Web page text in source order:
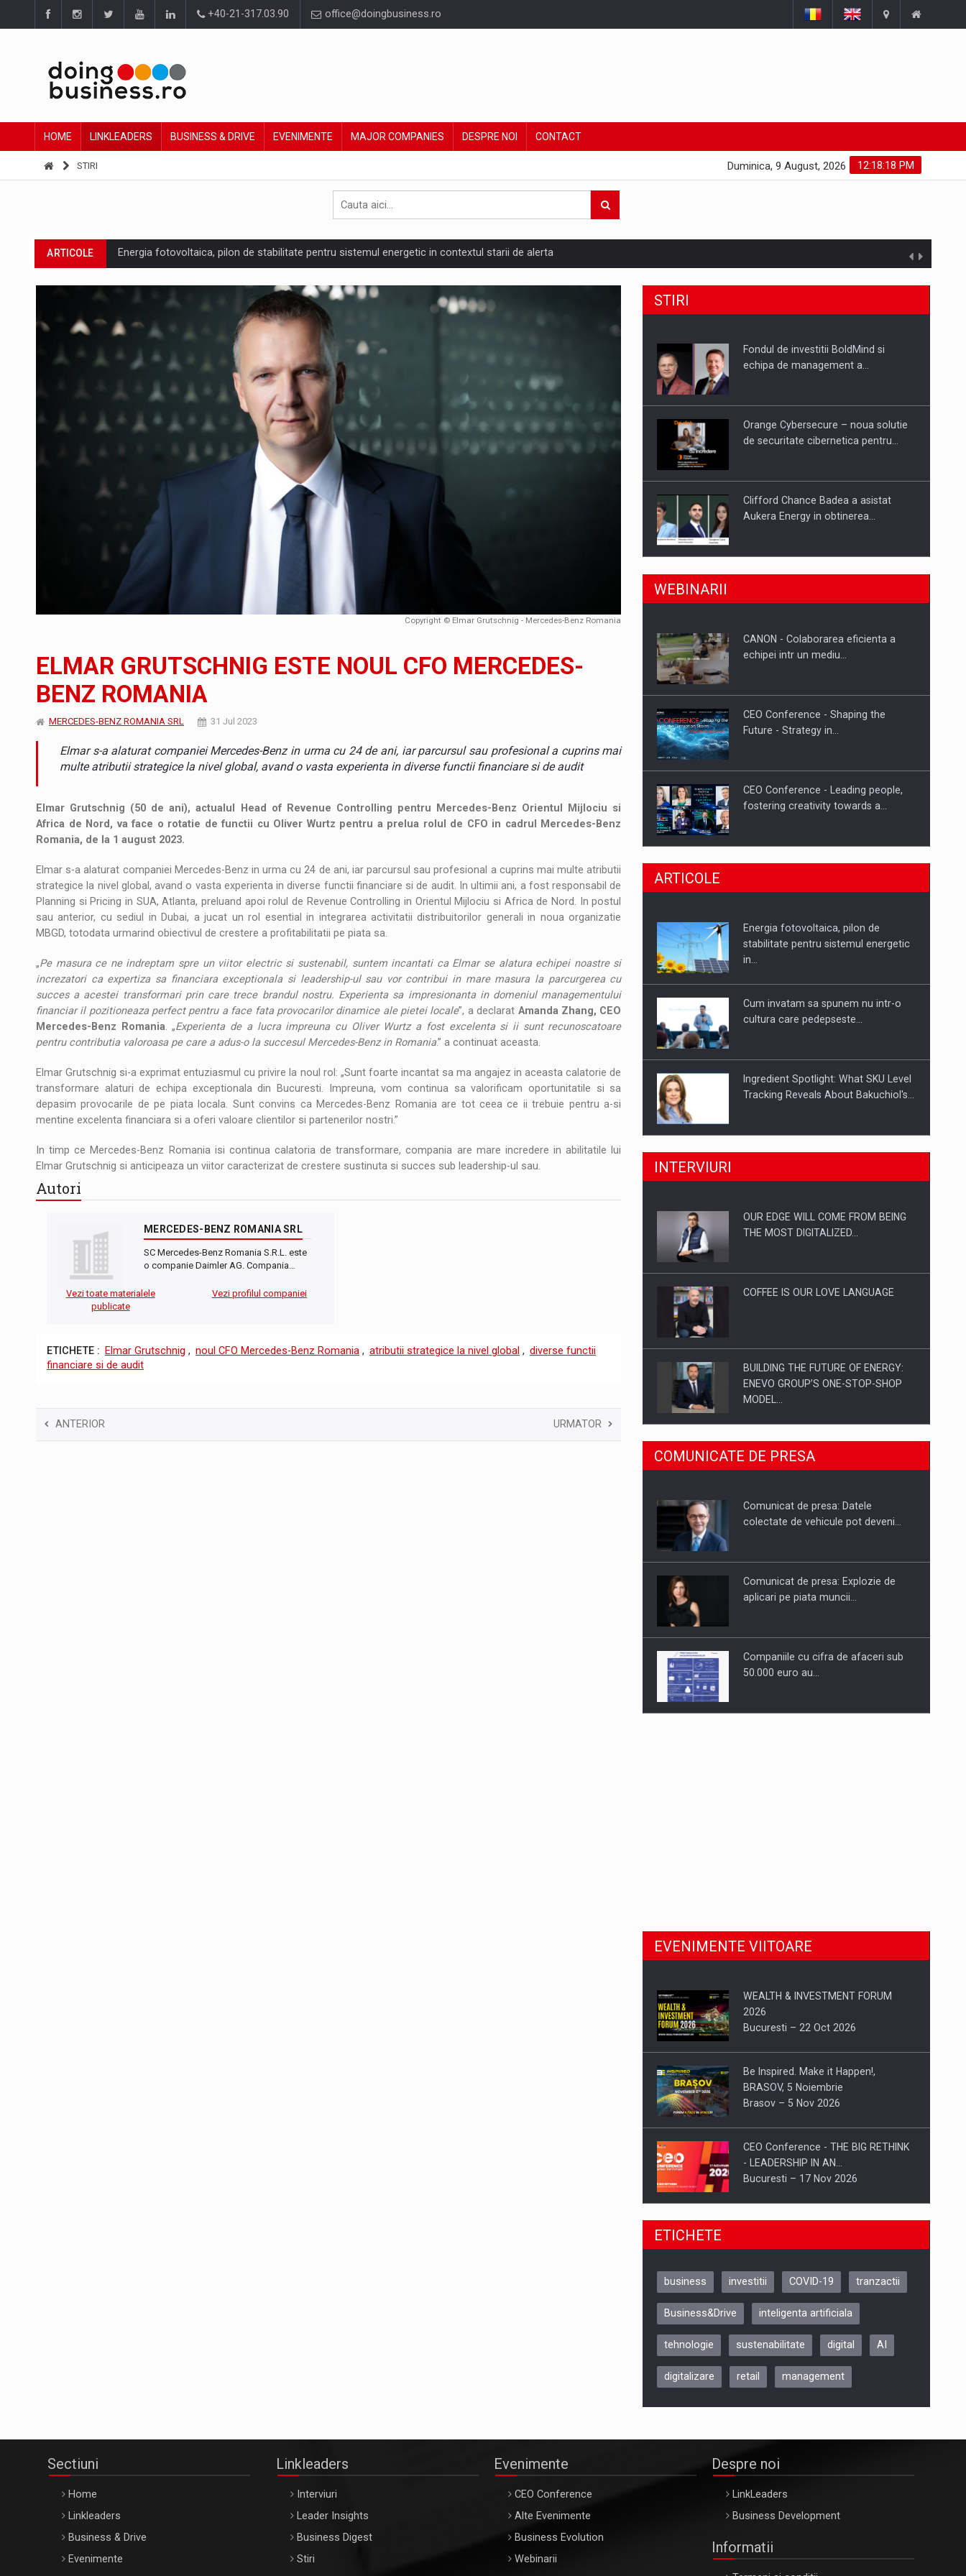
+40-21-317.03.90 office@doingbusiness.ro
HOME LINKLEADERS BUSINESS & DRIVE EVENIMENTE MAJOR COMPANIES DESPRE NOI CONTACT
STIRI 12:18:18 PM
Duminica, 9 August, 2026
ARTICOLE Energia fotovoltaica, pilon de stabilitate pentru sistemul energetic in contextul starii de alerta
ARTICOLE Cum invatam sa spunem nu intr-o cultura care pedepseste granitele?
ARTICOLE Ingredient Spotlight: What SKU Level Tracking Reveals About Bakuchiol's Evolution
Producatorii si comerciantii care nu se supun noilor reglementari UE privind ambalajele pot risca retragerea produselor din piata
LEADERSHIP IN MISCARE
CU BATERIILE PERMANENT INCARCATE
PUTTING ROMANIAN CORPORATE COMPANIES ON THE INTERNATIONAL BUSINESS SCENE
OUR EDGE WILL COME FROM BEING THE MOST DIGITALIZED WHOLESALER IN ROMANIA
COFFEE IS OUR LOVE LANGUAGE
Hard Enduro Piatra Craiului 2026, fueled by benzinariile RO concept OSCAR – peste 500 de participanti
Fondul de investitii BoldMind si echipa de management a Pall-Ex, liderul pietei de transport paletizat din Romania, preiau compania intr-o tranzactie de peste 25…
STIRI RANGE ROVER DEZVALUIE AL CINCILEA MEMBRU AL FAMILIEI: RANGE ROVER GT
STIRI JAECOO 5 SHS-H a ajuns in Romania
ARTICOLE Proteinmaxxing and the Future of Protein Demand
Copyright © Elmar Grutschnig - Mercedes-Benz Romania
ELMAR GRUTSCHNIG ESTE NOUL CFO MERCEDES-
BENZ ROMANIA
MERCEDES-BENZ ROMANIA SRL 31 Jul 2023
Elmar s-a alaturat companiei Mercedes-Benz in urma cu 24 de ani, iar parcursul sau profesional a cuprins mai
multe atributii strategice la nivel global, avand o vasta experienta in diverse functii financiare si de audit
Elmar Grutschnig (50 de ani), actualul Head of Revenue Controlling pentru Mercedes-Benz Orientul Mijlociu si
Africa de Nord, va face o rotatie de functii cu Oliver Wurtz pentru a prelua rolul de CFO in cadrul Mercedes-Benz
Romania, de la 1 august 2023.
Elmar s-a alaturat companiei Mercedes-Benz in urma cu 24 de ani, iar parcursul sau profesional a cuprins mai multe atributii
strategice la nivel global, avand o vasta experienta in diverse functii financiare si de audit. In ultimii ani, a fost responsabil de
Planning si Pricing in SUA, Atlanta, preluand apoi rolul de Revenue Controlling in Orientul Mijlociu si Africa de Nord. In postul
sau anterior, cu sediul in Dubai, a jucat un rol esential in integrarea activitatii distribuitorilor generali in noua organizatie
MBGD, totodata urmarind obiectivul de crestere a profitabilitatii pe piata sa.
„Pe masura ce ne indreptam spre un viitor electric si sustenabil, suntem incantati ca Elmar se alatura echipei noastre si
increzatori ca expertiza sa financiara exceptionala si leadership-ul sau vor contribui in mare masura la parcurgerea cu
succes a acestei transformari prin care trece brandul nostru. Experienta sa impresionanta in domeniul managementului
financiar il pozitioneaza perfect pentru a face fata provocarilor dinamice ale pietei locale”, a declarat Amanda Zhang, CEO
Mercedes-Benz Romania. „Experienta de a lucra impreuna cu Oliver Wurtz a fost excelenta si ii sunt recunoscatoare
pentru contributia valoroasa pe care a adus-o la succesul Mercedes-Benz in Romania.” a continuat aceasta.
Elmar Grutschnig si-a exprimat entuziasmul cu privire la noul rol: „Sunt foarte incantat sa ma angajez in aceasta calatorie de
transformare alaturi de echipa exceptionala din Bucuresti. Impreuna, vom continua sa valorificam oportunitatile si sa
depasim provocarile de pe piata locala. Sunt convins ca Mercedes-Benz Romania are tot ceea ce ii trebuie pentru a-si
mentine excelenta financiara si a oferi valoare clientilor si partenerilor nostri.”
In timp ce Mercedes-Benz Romania isi continua calatoria de transformare, compania are mare incredere in abilitatile lui
Elmar Grutschnig si anticipeaza un viitor caracterizat de crestere sustinuta si succes sub leadership-ul sau.
Autori
MERCEDES-BENZ ROMANIA SRL
SC Mercedes-Benz Romania S.R.L. este
o companie Daimler AG. Compania…
Vezi toate materialele
publicate
Vezi profilul companiei
ETICHETE : Elmar Grutschnig , noul CFO Mercedes-Benz Romania , atributii strategice la nivel global , diverse functii
financiare si de audit
ANTERIOR URMATOR
STIRI
Fondul de investitii BoldMind si
echipa de management a…
Orange Cybersecure – noua solutie
de securitate cibernetica pentru…
Clifford Chance Badea a asistat
Aukera Energy in obtinerea…
SAPTE PERSONALITATI DIN MEDIUL
Hard Enduro Piatra Craiului 2026,
WEBINARII
CANON - Colaborarea eficienta a
echipei intr un mediu…
CEO Conference - Shaping the
Future - Strategy in…
CEO Conference - Leading people,
fostering creativity towards a…
CEO Conference - Shaping The
Webinar - Business Evolution-
RETHINK STRATEGY-Finantare
ARTICOLE
Energia fotovoltaica, pilon de
stabilitate pentru sistemul energetic
in…
Cum invatam sa spunem nu intr-o
cultura care pedepseste…
Ingredient Spotlight: What SKU Level
Tracking Reveals About Bakuchiol's…
Producatorii si comerciantii care nu
Proteinmaxxing and the Future of
INTERVIURI
OUR EDGE WILL COME FROM BEING
THE MOST DIGITALIZED…
COFFEE IS OUR LOVE LANGUAGE
BUILDING THE FUTURE OF ENERGY:
ENEVO GROUP’S ONE-STOP-SHOP
MODEL…
ROOTED IN ROMANIA, BUILT TO
DELIVER TECHNOLOGY FOR THE…
PUTTING ROMANIAN CORPORATE
COMUNICATE DE PRESA
Comunicat de presa: Datele
colectate de vehicule pot deveni…
Comunicat de presa: Explozie de
aplicari pe piata muncii…
Companiile cu cifra de afaceri sub
50.000 euro au…
EVENIMENTE VIITOARE
WEALTH & INVESTMENT FORUM
2026
Bucuresti – 22 Oct 2026
Be Inspired. Make it Happen!,
BRASOV, 5 Noiembrie
Brasov – 5 Nov 2026
CEO Conference - THE BIG RETHINK
- LEADERSHIP IN AN…
Bucuresti – 17 Nov 2026
Be Inspired. Make it Happen!, CLUJ, 9
ARTEMIS LETO, ORADEA, 8
Oradea – 8 Oct 2026
ETICHETE
business investitii COVID-19 tranzactii
Business&Drive inteligenta artificiala
tehnologie sustenabilitate digital AI
digitalizare retail management
Sectiuni
Home
Linkleaders
Business & Drive
Evenimente
Linkleaders
Interviuri
Leader Insights
Business Digest
Stiri
Evenimente
CEO Conference
Alte Evenimente
Business Evolution
Webinarii
Despre noi
LinkLeaders
Business Development
Informatii